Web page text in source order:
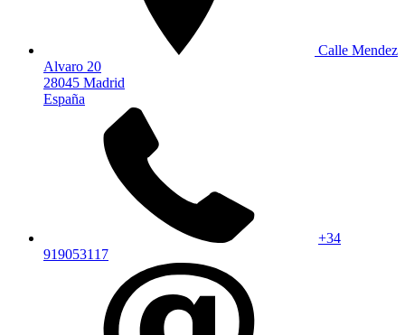
Calle Mendez
Alvaro 20
28045 Madrid
España
+34
919053117